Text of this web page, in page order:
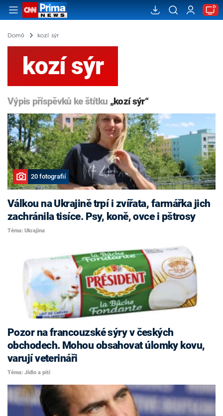
Domů kozí sýr
kozí sýr
Výpis příspěvků ke štítku „kozí sýr“
20 fotografií
Válkou na Ukrajině trpí i zvířata, farmářka jich
zachránila tisíce. Psy, koně, ovce i pštrosy
Téma: Ukrajina
Pozor na francouzské sýry v českých
obchodech. Mohou obsahovat úlomky kovu,
varují veterináři
Téma: Jídlo a pití